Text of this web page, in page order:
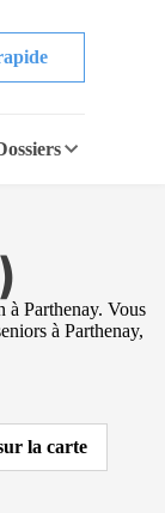
à Parthenay. Vous
à Parthenay,
la carte